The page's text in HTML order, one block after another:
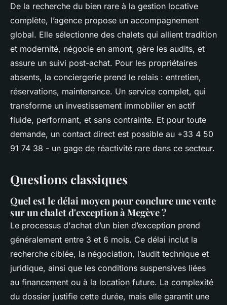
De la recherche du bien rare à la gestion locative
complète, l’agence propose un accompagnement
global. Elle sélectionne des chalets qui allient tradition
et modernité, négocie en amont, gère les audits, et
assure un suivi post-achat. Pour les propriétaires
absents, la conciergerie prend le relais : entretien,
réservations, maintenance. Un service complet, qui
transforme un investissement immobilier en actif
fluide, performant, et sans contrainte. Et pour toute
demande, un contact direct est possible au +33 4 50
91 74 38 - un gage de réactivité rare dans ce secteur.
Questions classiques
Quel est le délai moyen pour conclure une vente
sur un chalet d'exception à Megève ?
Le processus d'achat d’un bien d’exception prend
généralement entre 3 et 6 mois. Ce délai inclut la
recherche ciblée, la négociation, l’audit technique et
juridique, ainsi que les conditions suspensives liées
au financement ou à la location future. La complexité
du dossier justifie cette durée, mais elle garantit une